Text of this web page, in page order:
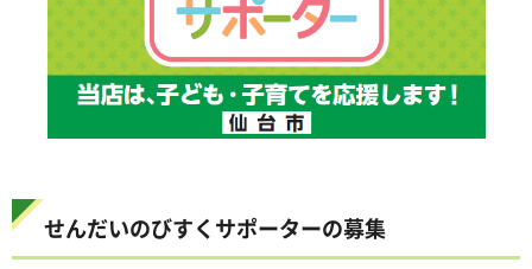
せんだいのびすくサポーターの募集